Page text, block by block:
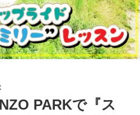
PARKで『ス